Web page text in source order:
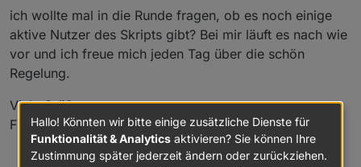
ich wollte mal in die Runde fragen, ob es noch einige
aktive Nutzer des Skripts gibt? Bei mir läuft es nach wie
vor und ich freue mich jeden Tag über die schön
Regelung.
Viele Grüße
Florian
0
Hallo! Könnten wir bitte einige zusätzliche Dienste für
Funktionalität & Analytics aktivieren? Sie können Ihre
Zustimmung später jederzeit ändern oder zurückziehen.